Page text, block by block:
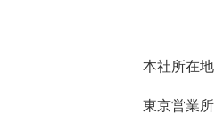
本社所在地
東京営業所